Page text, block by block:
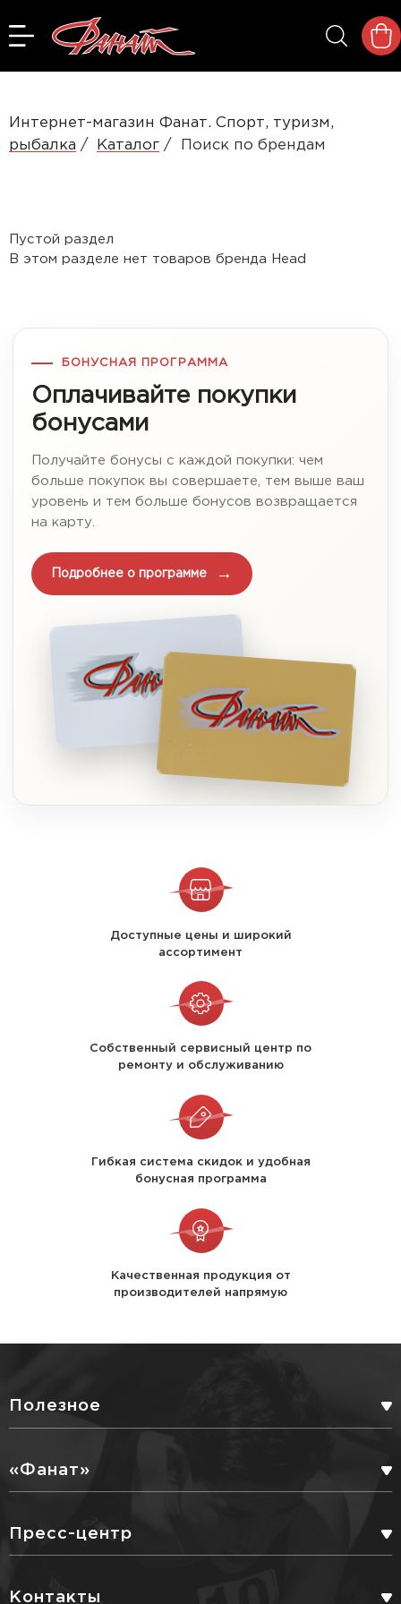
Интернет-магазин Фанат. Спорт, туризм,
рыбалка
Каталог Поиск по брендам
Пустой раздел
В этом разделе нет товаров бренда Head
БОНУСНАЯ ПРОГРАММА
Оплачивайте покупки
бонусами
Получайте бонусы с каждой покупки: чем
больше покупок вы совершаете, тем выше ваш
уровень и тем больше бонусов возвращается
на карту.
Подробнее о программе
Доступные цены и широкий
ассортимент
Собственный сервисный центр по
ремонту и обслуживанию
Гибкая система скидок и удобная
бонусная программа
Качественная продукция от
производителей напрямую
Полезное
ДОСТАВКА
«Фанат»
Пресс-центр
Контакты